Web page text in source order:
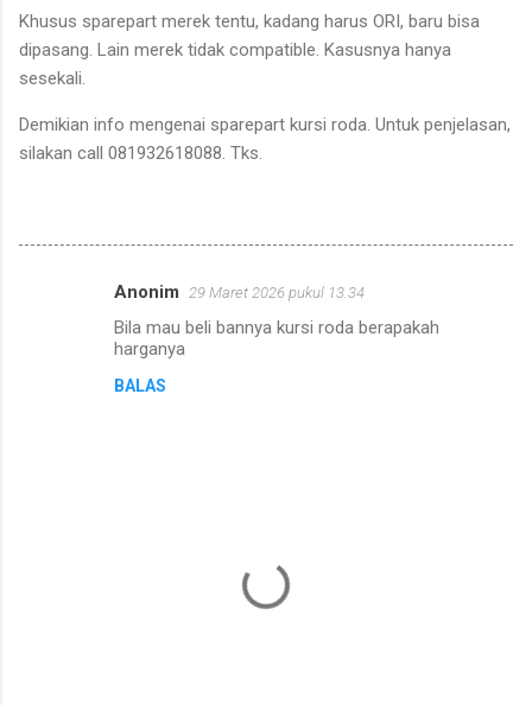
Khusus sparepart merek tentu, kadang harus ORI, baru bisa
dipasang. Lain merek tidak compatible. Kasusnya hanya
sesekali.
Demikian info mengenai sparepart kursi roda. Untuk penjelasan,
silakan call 081932618088. Tks.
Anonim 29 Maret 2026 pukul 13.34
Bila mau beli bannya kursi roda berapakah
harganya
BALAS